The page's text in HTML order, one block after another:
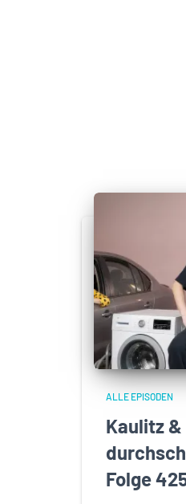
ALLE EPISODEN
Kaulitz
Folge